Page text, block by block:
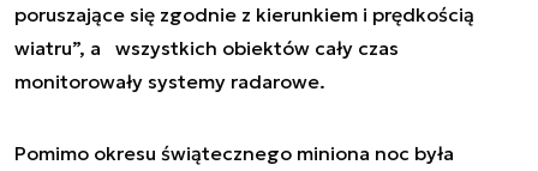
poruszające się zgodnie z kierunkiem i prędkością
wiatru”, a wszystkich obiektów cały czas
monitorowały systemy radarowe.
Pomimo okresu świątecznego miniona noc była